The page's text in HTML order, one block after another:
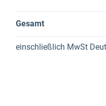
Gesamt
einschließlich MwSt